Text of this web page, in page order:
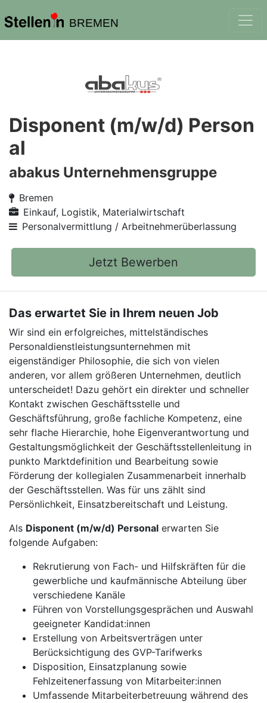
BREMEN
Disponent (m/w/d) Person
al
abakus Unternehmensgruppe
Bremen
Einkauf, Logistik, Materialwirtschaft
Personalvermittlung / Arbeitnehmerüberlassung
Jetzt Bewerben
Das erwartet Sie in Ihrem neuen Job
Wir sind ein erfolgreiches, mittelständisches
Personaldienstleistungsunternehmen mit
eigenständiger Philosophie, die sich von vielen
anderen, vor allem größeren Unternehmen, deutlich
unterscheidet! Dazu gehört ein direkter und schneller
Kontakt zwischen Geschäftsstelle und
Geschäftsführung, große fachliche Kompetenz, eine
sehr flache Hierarchie, hohe Eigenverantwortung und
Gestaltungsmöglichkeit der Geschäftsstellenleitung in
punkto Marktdefinition und Bearbeitung sowie
Förderung der kollegialen Zusammenarbeit innerhalb
der Geschäftsstellen. Was für uns zählt sind
Persönlichkeit, Einsatzbereitschaft und Leistung.
Als Disponent (m/w/d) Personal erwarten Sie
folgende Aufgaben:
Rekrutierung von Fach- und Hilfskräften für die
gewerbliche und kaufmännische Abteilung über
verschiedene Kanäle
Führen von Vorstellungsgesprächen und Auswahl
geeigneter Kandidat:innen
Erstellung von Arbeitsverträgen unter
Berücksichtigung des GVP-Tarifwerks
Disposition, Einsatzplanung sowie
Fehlzeitenerfassung von Mitarbeiter:innen
Umfassende Mitarbeiterbetreuung während des